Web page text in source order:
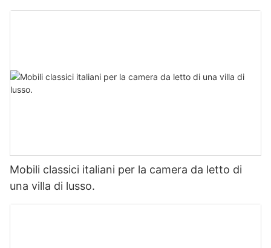
Mobili classici italiani per la camera da letto di
una villa di lusso.